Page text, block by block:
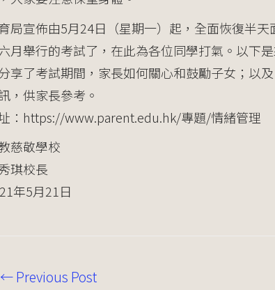
局宣佈由5月24日（星期一）起，全面恢復半
月舉行的考試了，在此為各位同學打氣。以下
享了考試期間，家長如何關心和鼓勵子女；以
，供家長參考。
：https://www.parent.edu.hk/專題/情緒管理
慈敬學校
琪校長
年5月21日
←Previous Post